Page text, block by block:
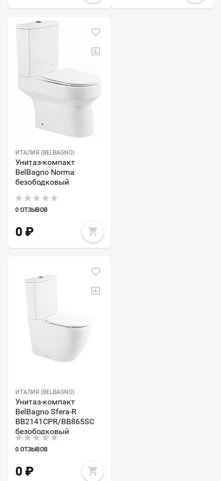
ИТАЛИЯ (BELBAGNO)
Унитаз-компакт
BelBagno Norma
безободковый
0 ОТЗЫВОВ
0 ₽
ИТАЛИЯ (BELBAGNO)
Унитаз-компакт
BelBagno Sfera-R
BB2141CPR/BB865SC
безободковый
0 ОТЗЫВОВ
0 ₽